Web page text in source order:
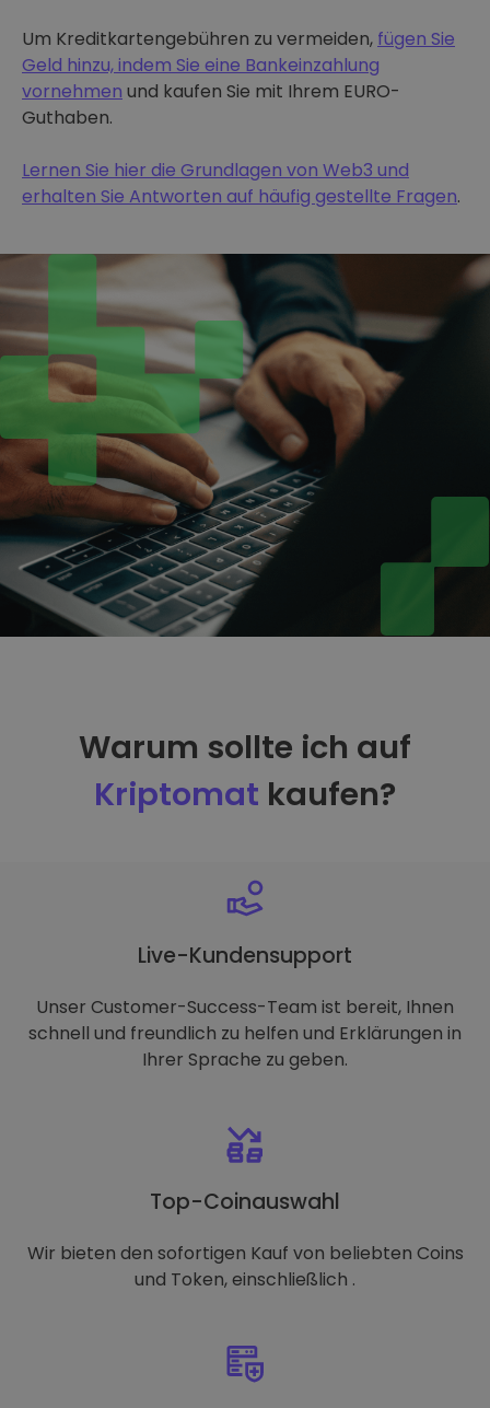
Um Kreditkartengebühren zu vermeiden, fügen Sie
Geld hinzu, indem Sie eine Bankeinzahlung
vornehmen und kaufen Sie mit Ihrem EURO-
Guthaben.
Lernen Sie hier die Grundlagen von Web3 und
erhalten Sie Antworten auf häufig gestellte Fragen.
Warum sollte ich auf
Kriptomat kaufen?
Live-Kundensupport
Unser Customer-Success-Team ist bereit, Ihnen
schnell und freundlich zu helfen und Erklärungen in
Ihrer Sprache zu geben.
Top-Coinauswahl
Wir bieten den sofortigen Kauf von beliebten Coins
und Token, einschließlich .